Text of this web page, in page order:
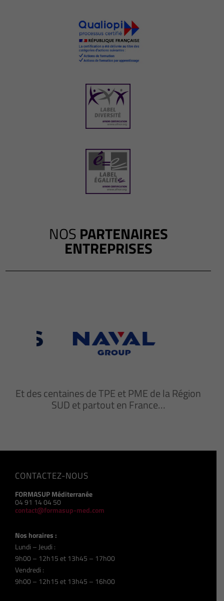
NOS PARTENAIRES
ENTREPRISES
Et des centaines de TPE et PME de la Région
SUD et partout en France…
CONTACTEZ-NOUS
FORMASUP Méditerranée
04 91 14 04 50
contact@formasup-med.com
Nos horaires :
Lundi – Jeudi :
9h00 – 12h15 et 13h45 – 17h00
Vendredi :
9h00 – 12h15 et 13h45 – 16h00